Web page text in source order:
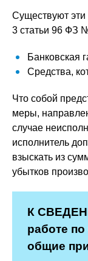
Существуют эти
3 статьи 96 ФЗ
Банковская
Средства,
Что собой
меры,
случае
исполнитель
взыскать из
убытков
К
работе
общие